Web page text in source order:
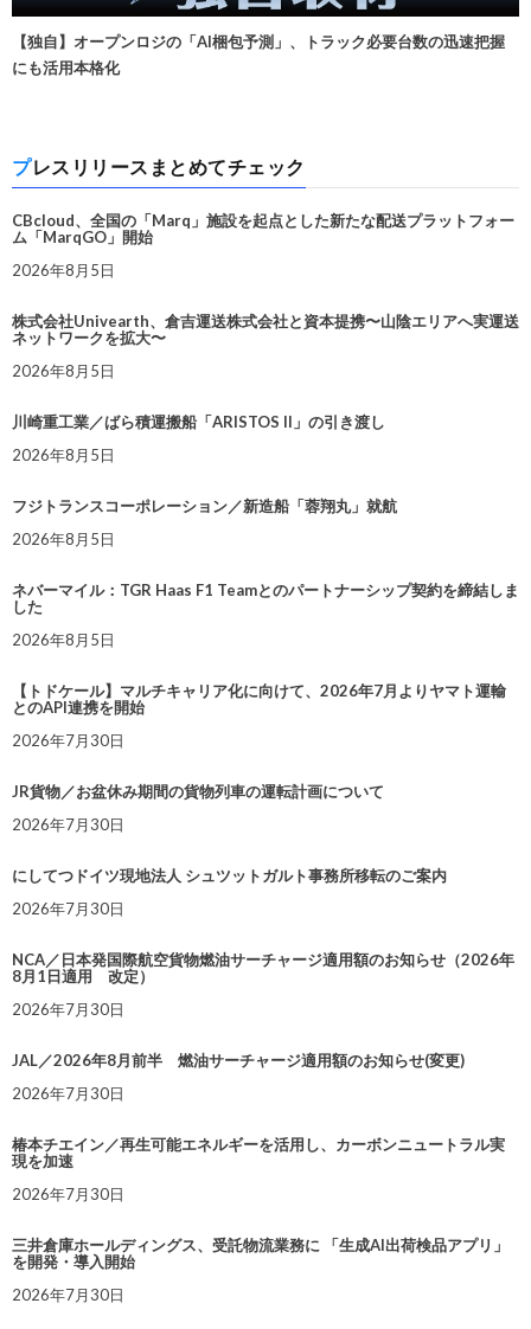
【独自】オープンロジの「AI梱包予測」、トラック必要台数の迅速把握
にも活用本格化
プレスリリースまとめてチェック
CBcloud、全国の「Marq」施設を起点とした新たな配送プラットフォー
ム「MarqGO」開始
2026年8月5日
株式会社Univearth、倉吉運送株式会社と資本提携〜山陰エリアへ実運送
ネットワークを拡大〜
2026年8月5日
川崎重工業／ばら積運搬船「ARISTOS II」の引き渡し
2026年8月5日
フジトランスコーポレーション／新造船「蓉翔丸」就航
2026年8月5日
ネバーマイル：TGR Haas F1 Teamとのパートナーシップ契約を締結しま
した
2026年8月5日
【トドケール】マルチキャリア化に向けて、2026年7月よりヤマト運輸
とのAPI連携を開始
2026年7月30日
JR貨物／お盆休み期間の貨物列車の運転計画について
2026年7月30日
にしてつドイツ現地法人 シュツットガルト事務所移転のご案内
2026年7月30日
NCA／日本発国際航空貨物燃油サーチャージ適用額のお知らせ（2026年
8月1日適用 改定）
2026年7月30日
JAL／2026年8月前半 燃油サーチャージ適用額のお知らせ(変更)
2026年7月30日
椿本チエイン／再生可能エネルギーを活用し、カーボンニュートラル実
現を加速
2026年7月30日
三井倉庫ホールディングス、受託物流業務に 「生成AI出荷検品アプリ」
を開発・導入開始
2026年7月30日